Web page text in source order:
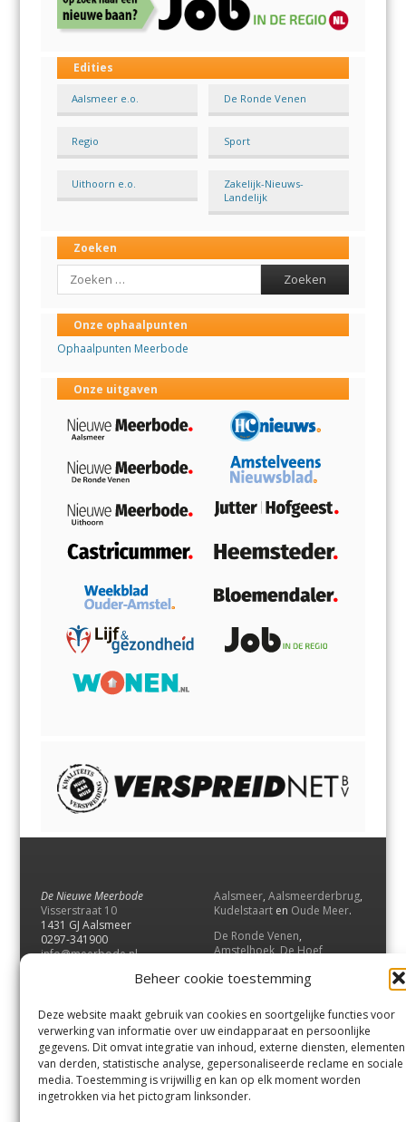
Beheer cookie toestemming
Deze website maakt gebruik van cookies en soortgelijke functies voor
verwerking van informatie over uw eindapparaat en persoonlijke
gegevens. Dit omvat integratie van inhoud, externe diensten, elementen
van derden, statistische analyse, gepersonaliseerde reclame en sociale
media. Toestemming is vrijwillig en kan op elk moment worden
ingetrokken via het pictogram linksonder.
Edities
Aalsmeer e.o. De Ronde Venen
Regio Sport
Uithoorn e.o.
Zakelijk-Nieuws-
Landelijk
Zoeken
Search
Onze ophaalpunten
Ophaalpunten Meerbode
Onze uitgaven
De Nieuwe Meerbode
Visserstraat 10
1431 GJ Aalsmeer
0297-341900
info@meerbode.nl
Aalsmeer, Aalsmeerderbrug,
Kudelstaart en Oude Meer.
De Ronde Venen,
Amstelhoek,De Hoef,
Vrouwenakker,Waverveen
UithoornenDe Kwakel.
Contact
Andere uitgaven
Bezorgklacht